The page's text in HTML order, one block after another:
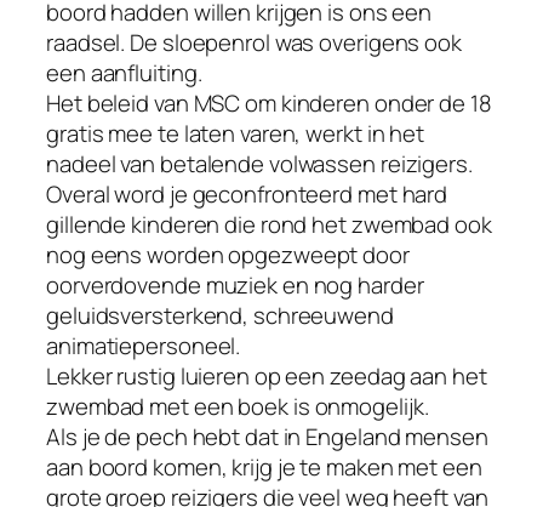
boord hadden willen krijgen is ons een
raadsel. De sloepenrol was overigens ook
een aanfluiting.
Het beleid van MSC om kinderen onder de 18
gratis mee te laten varen, werkt in het
nadeel van betalende volwassen reizigers.
Overal word je geconfronteerd met hard
gillende kinderen die rond het zwembad ook
nog eens worden opgezweept door
oorverdovende muziek en nog harder
geluidsversterkend, schreeuwend
animatiepersoneel.
Lekker rustig luieren op een zeedag aan het
zwembad met een boek is onmogelijk.
Als je de pech hebt dat in Engeland mensen
aan boord komen, krijg je te maken met een
grote groep reizigers die veel weg heeft van